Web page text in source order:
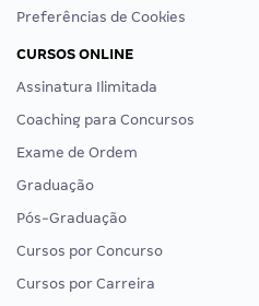
Preferências de Cookies
CURSOS ONLINE
Assinatura Ilimitada
Coaching para Concursos
Exame de Ordem
Graduação
Pós-Graduação
Cursos por Concurso
Cursos por Carreira